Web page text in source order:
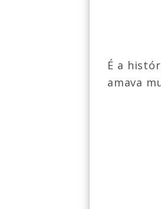
É a
amava